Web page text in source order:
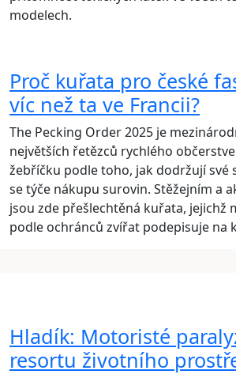
modelech.
Proč kuřata pro české
víc než ta ve Francii?
The Pecking Order 2025 je
největších řetězců rychlého
žebříčku podle toho, jak dodržují své
se týče nákupu surovin. Stěžejním a
jsou zde přešlechtěná kuřata, jejichž
podle ochránců zvířat podepisuje na
Hladík: Motoristé
resortu životního